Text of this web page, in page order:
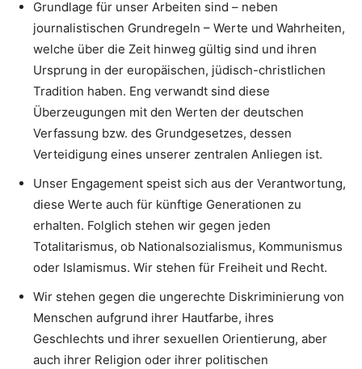
Grundlage für unser Arbeiten sind – neben
journalistischen Grundregeln – Werte und Wahrheiten,
welche über die Zeit hinweg gültig sind und ihren
Ursprung in der europäischen, jüdisch-christlichen
Tradition haben. Eng verwandt sind diese
Überzeugungen mit den Werten der deutschen
Verfassung bzw. des Grundgesetzes, dessen
Verteidigung eines unserer zentralen Anliegen ist.
Unser Engagement speist sich aus der Verantwortung,
diese Werte auch für künftige Generationen zu
erhalten. Folglich stehen wir gegen jeden
Totalitarismus, ob Nationalsozialismus, Kommunismus
oder Islamismus. Wir stehen für Freiheit und Recht.
Wir stehen gegen die ungerechte Diskriminierung von
Menschen aufgrund ihrer Hautfarbe, ihres
Geschlechts und ihrer sexuellen Orientierung, aber
auch ihrer Religion oder ihrer politischen